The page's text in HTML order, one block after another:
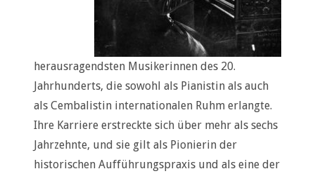
herausragendsten Musikerinnen des 20.
Jahrhunderts, die sowohl als Pianistin als auch
als Cembalistin internationalen Ruhm erlangte.
Ihre Karriere erstreckte sich über mehr als sechs
Jahrzehnte, und sie gilt als Pionierin der
historischen Aufführungspraxis und als eine der